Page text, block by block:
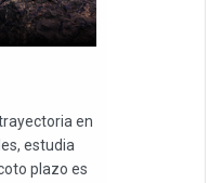
en
estudia
plazo es